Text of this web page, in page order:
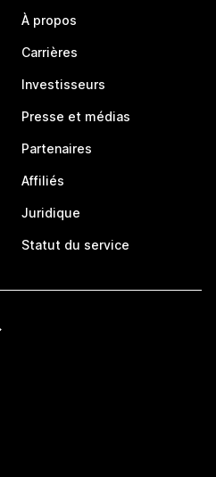
À propos
Carrières
Investisseurs
Presse et médias
Partenaires
Affiliés
Juridique
Statut du service